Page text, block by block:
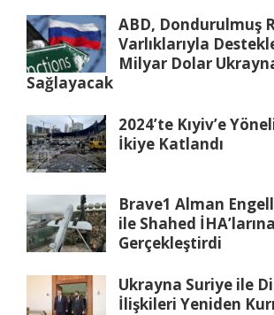
ABD, Dondurulmuş
Varlıklarıyla
Milyar Dolar
Sağlayacak
2024’te Kıyiv’e
İkiye Katlandı
Brave1 Alman
ile Shahed
Gerçekleştirdi
Ukrayna Suriye ile
İlişkileri Yeniden